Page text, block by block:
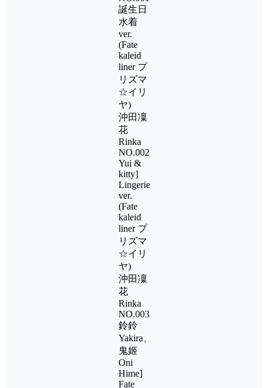
誕生日
水着
ver.
(Fate
kaleid
liner プ
リズマ
☆イリ
ヤ)
沖田凜
花
Rinka
NO.002
Yui &
kitty]
Lingerie
ver.
(Fate
kaleid
liner プ
リズマ
☆イリ
ヤ)
沖田凜
花
Rinka
NO.003
鈴鈴
Yakira、
鬼姬
Oni
Hime]
Fate